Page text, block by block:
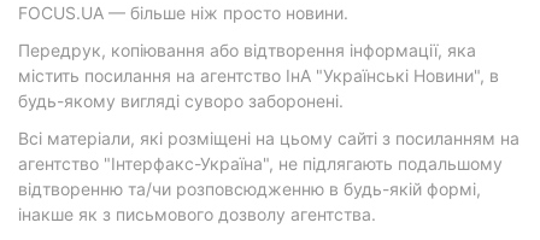
FOCUS.UA — більше ніж просто новини.
Передрук, копіювання або відтворення інформації, яка
містить посилання на агентство ІнА "Українські Новини", в
будь-якому вигляді суворо заборонені.
Всі матеріали, які розміщені на цьому сайті з посиланням на
агентство "Інтерфакс-Україна", не підлягають подальшому
відтворенню та/чи розповсюдженню в будь-якій формі,
інакше як з письмового дозволу агентства.